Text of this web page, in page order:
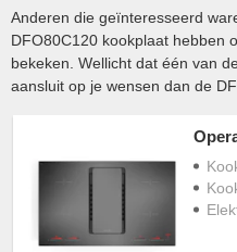
Anderen die geïnteresseerd
DFO80C120 kookplaat hebben
bekeken. Wellicht dat één van
aansluit op je wensen dan de